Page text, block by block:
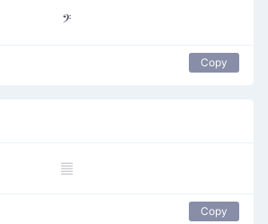
𝄢
Copy
𝄚
Copy